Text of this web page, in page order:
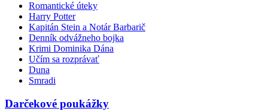
Romantické úteky
Harry Potter
Kapitán Stein a Notár Barbarič
Denník odvážneho bojka
Krimi Dominika Dána
Učím sa rozprávať
Duna
Smradi
Darčekové poukážky